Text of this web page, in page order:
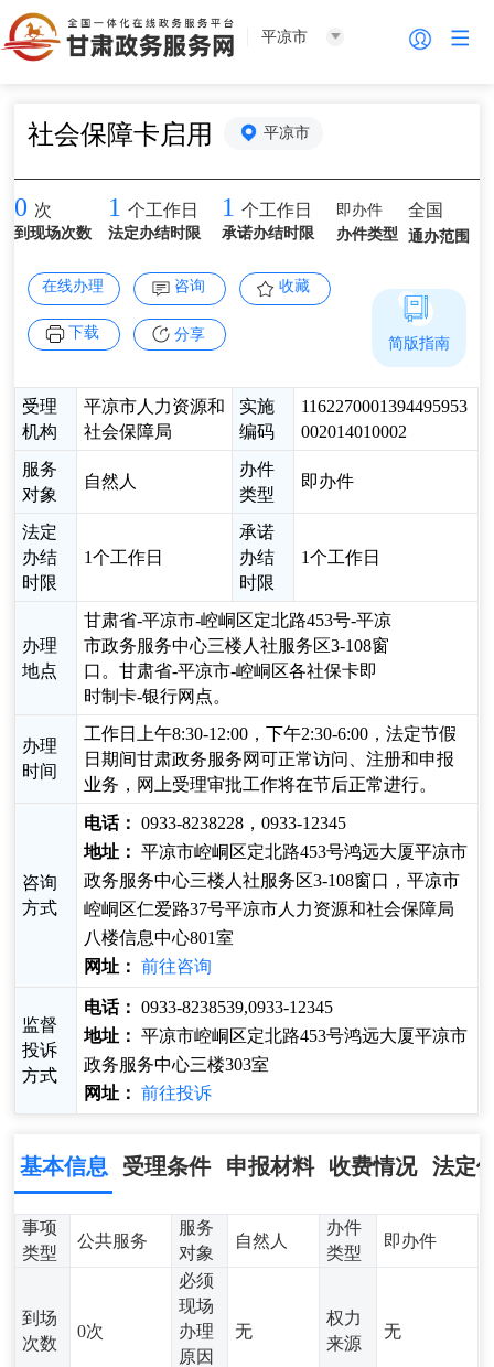
平凉市
社会保障卡启用 平凉市
0 次
到现场次数
1 个工作日
法定办结时限
1 个工作日
承诺办结时限
即办件
办件类型
全国
通办范围
在线办理 咨询 收藏
下载 分享
受理
机构
平凉市人力资源和
社会保障局
实施
编码
1162270001394495953
002014010002
服务
对象
自然人
办件
类型
即办件
法定
办结
时限
1个工作日
承诺
办结
时限
1个工作日
办理
地点
甘肃省-平凉市-崆峒区定北路453号-平凉
市政务服务中心三楼人社服务区3-108窗
口。甘肃省-平凉市-崆峒区各社保卡即
时制卡-银行网点。
办理
时间
工作日上午8:30-12:00，下午2:30-6:00，法定节假
日期间甘肃政务服务网可正常访问、注册和申报
业务，网上受理审批工作将在节后正常进行。
咨询
方式
电话： 0933-8238228，0933-12345
地址： 平凉市崆峒区定北路453号鸿远大厦平凉市
政务服务中心三楼人社服务区3-108窗口，平凉市
崆峒区仁爱路37号平凉市人力资源和社会保障局
八楼信息中心801室
网址： 前往咨询
监督
投诉
方式
电话： 0933-8238539,0933-12345
地址： 平凉市崆峒区定北路453号鸿远大厦平凉市
政务服务中心三楼303室
网址： 前往投诉
简版指南
基本信息 受理条件 申报材料 收费情况 法定
事项
类型
公共服务
服务
对象
自然人
办件
类型
即办件
到场
次数
0次
必须
现场
办理
原因
无
权力
来源
无